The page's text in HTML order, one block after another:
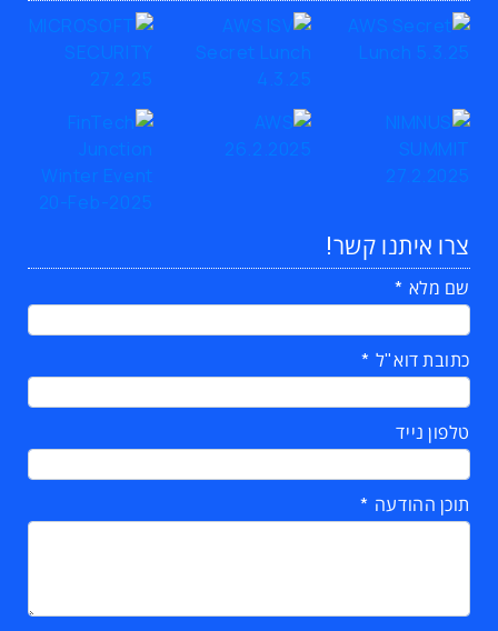
צרו איתנו קשר!
שם מלא
כתובת דוא"ל
טלפון נייד
תוכן ההודעה